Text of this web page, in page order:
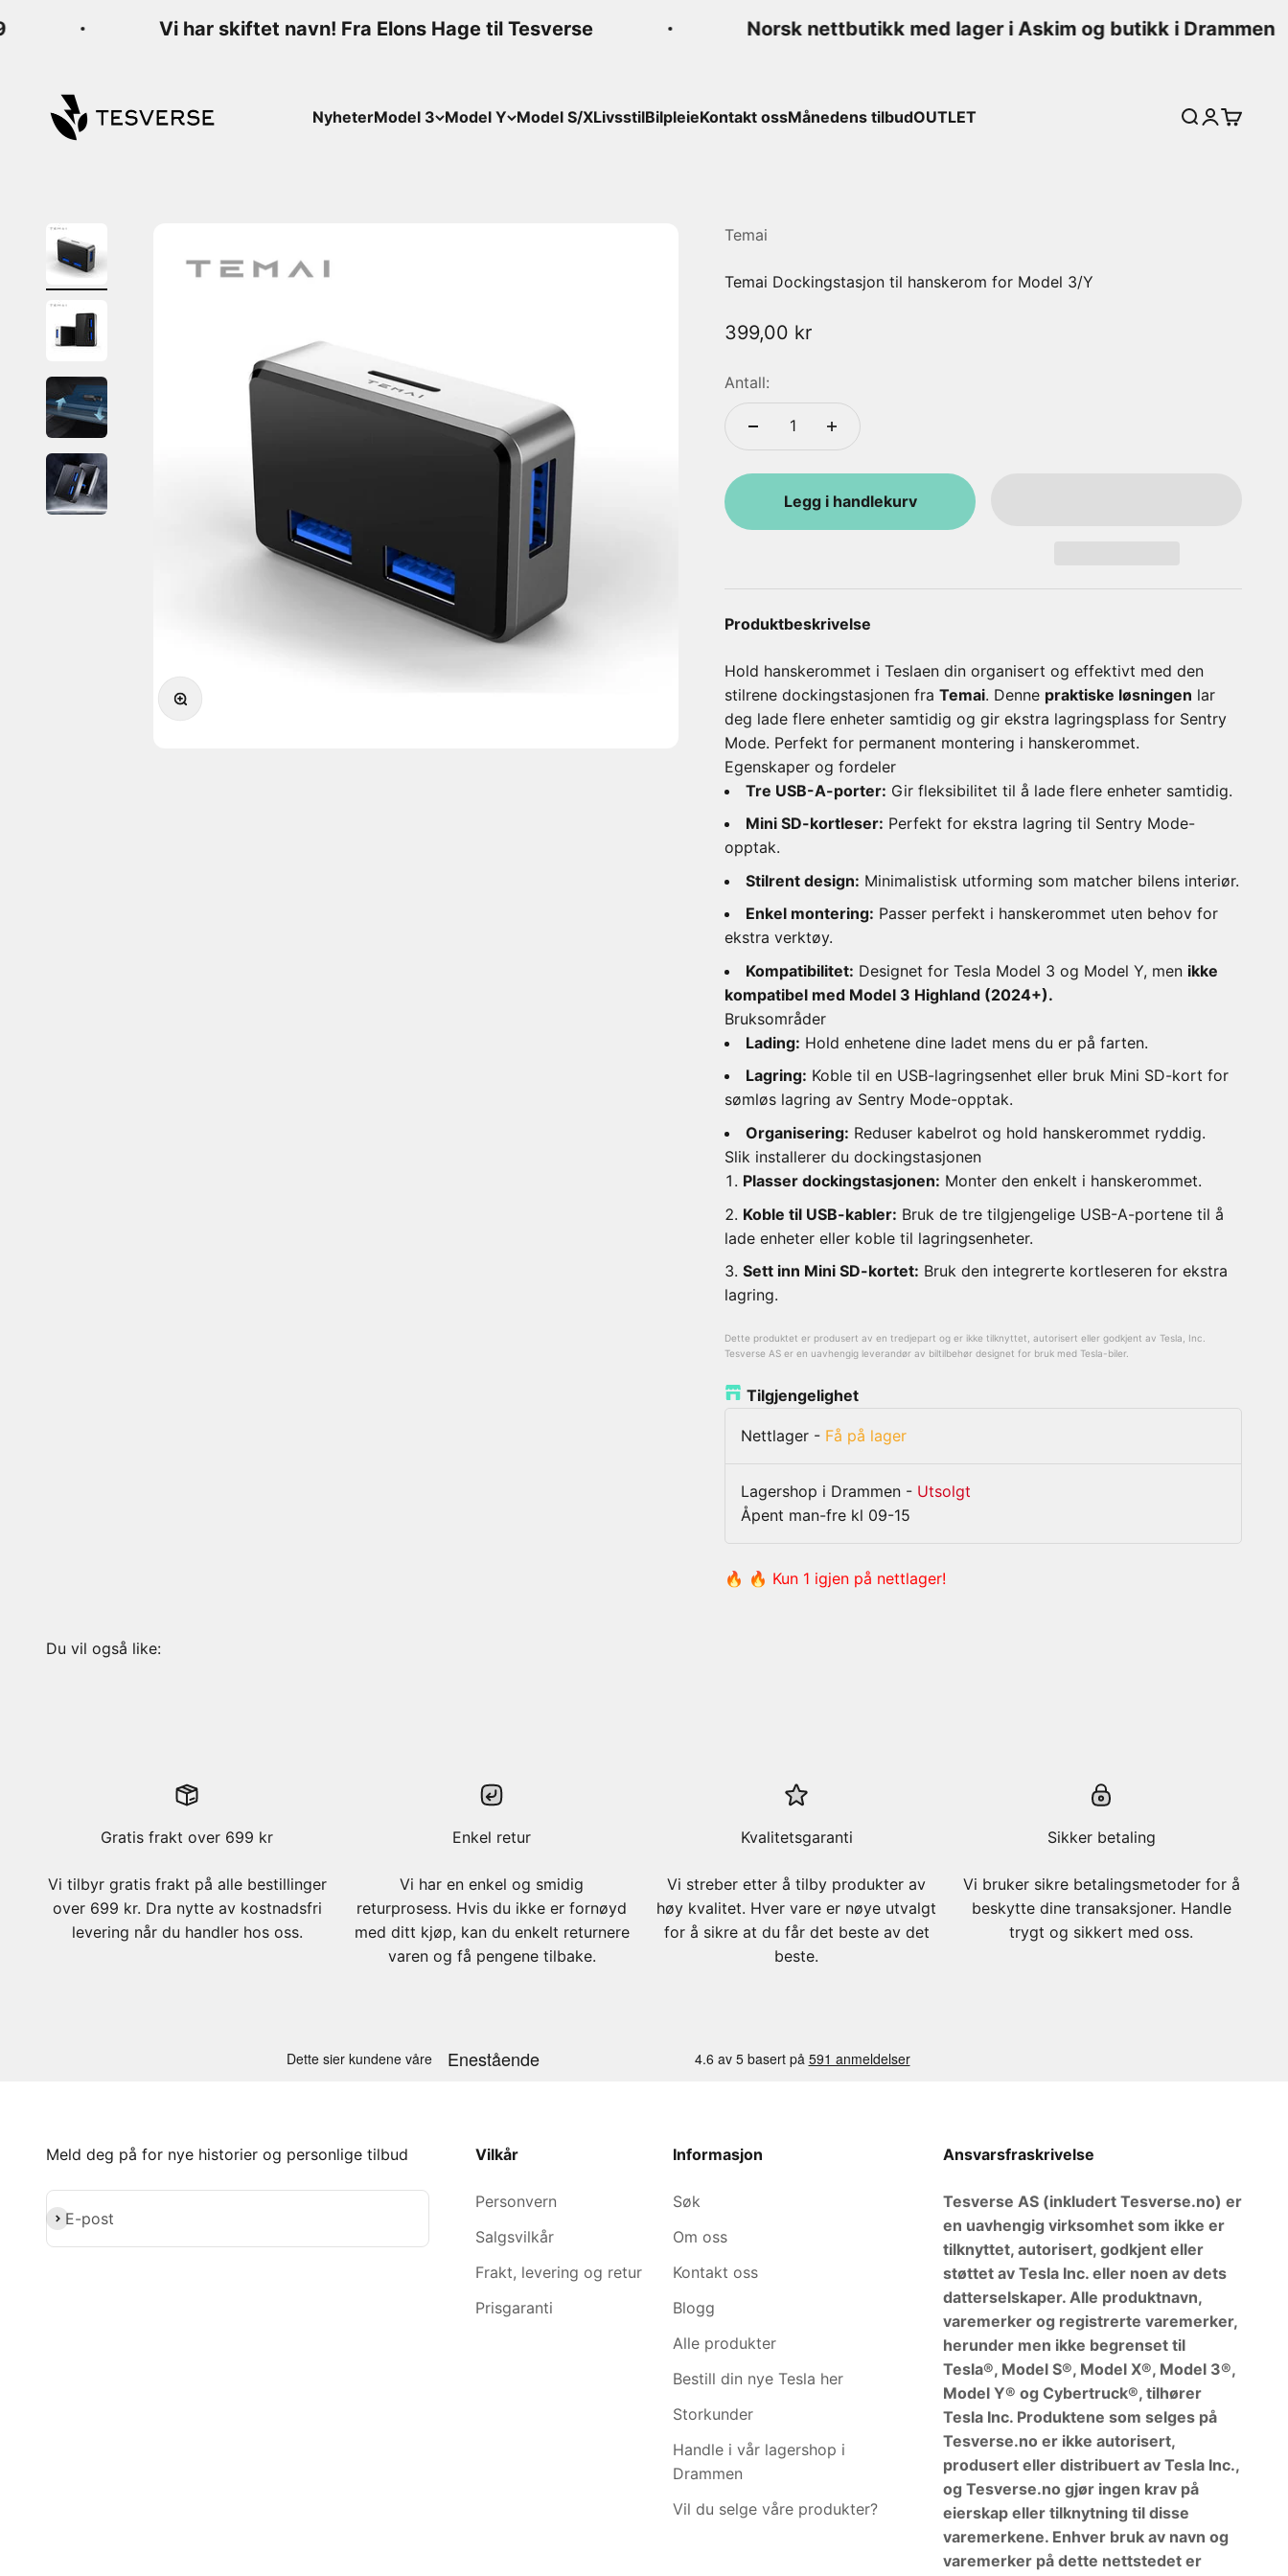
Vi har skiftet navn! Fra Elons Hage til Tesverse Norsk nettbutikk med lager i Askim og butikk i Drammen
NyheterModel 3 Model Y Model S/XLivsstilBilpleieKontakt ossMånedens tilbudOUTLET
Tesverse
SøkLogg inn
Forstørr
Temai
Temai Dockingstasjon til hanskerom for Model 3/Y
Salgspris
399,00 kr
Antall:
Legg i handlekurv
Produktbeskrivelse
Hold hanskerommet i Teslaen din organisert og effektivt med den
stilrene dockingstasjonen fra Temai. Denne praktiske løsningen lar
deg lade flere enheter samtidig og gir ekstra lagringsplass for Sentry
Mode. Perfekt for permanent montering i hanskerommet.
Egenskaper og fordeler
Tre USB-A-porter: Gir fleksibilitet til å lade flere enheter samtidig.
Mini SD-kortleser: Perfekt for ekstra lagring til Sentry Mode-
opptak.
Stilrent design: Minimalistisk utforming som matcher bilens interiør.
Enkel montering: Passer perfekt i hanskerommet uten behov for
ekstra verktøy.
Kompatibilitet: Designet for Tesla Model 3 og Model Y, men ikke
kompatibel med Model 3 Highland (2024+).
Bruksområder
Lading: Hold enhetene dine ladet mens du er på farten.
Lagring: Koble til en USB-lagringsenhet eller bruk Mini SD-kort for
sømløs lagring av Sentry Mode-opptak.
Organisering: Reduser kabelrot og hold hanskerommet ryddig.
Slik installerer du dockingstasjonen
Plasser dockingstasjonen: Monter den enkelt i hanskerommet.
Koble til USB-kabler: Bruk de tre tilgjengelige USB-A-portene til å
lade enheter eller koble til lagringsenheter.
Sett inn Mini SD-kortet: Bruk den integrerte kortleseren for ekstra
lagring.
Dette produktet er produsert av en tredjepart og er ikke tilknyttet, autorisert eller godkjent av Tesla, Inc.
Tesverse AS er en uavhengig leverandør av biltilbehør designet for bruk med Tesla-biler.
Tilgjengelighet
Nettlager - Få på lager
Lagershop i Drammen - Utsolgt
Åpent man-fre kl 09-15
🔥 🔥 Kun 1 igjen på nettlager!
Gratis frakt over 699 kr
Vi tilbyr gratis frakt på alle bestillinger
over 699 kr. Dra nytte av kostnadsfri
levering når du handler hos oss.
Enkel retur
Vi har en enkel og smidig
returprosess. Hvis du ikke er fornøyd
med ditt kjøp, kan du enkelt returnere
varen og få pengene tilbake.
Kvalitetsgaranti
Vi streber etter å tilby produkter av
høy kvalitet. Hver vare er nøye utvalgt
for å sikre at du får det beste av det
beste.
Sikker betaling
Vi bruker sikre betalingsmetoder for å
beskytte dine transaksjoner. Handle
trygt og sikkert med oss.
Meld deg på for nye historier og personlige tilbud
E-post
Abonner
Vilkår
Personvern
Salgsvilkår
Frakt, levering og retur
Prisgaranti
Informasjon
Søk
Om oss
Kontakt oss
Blogg
Alle produkter
Bestill din nye Tesla her
Storkunder
Handle i vår lagershop i
Drammen
Vil du selge våre produkter?
Ansvarsfraskrivelse
Tesverse AS (inkludert Tesverse.no) er
en uavhengig virksomhet som ikke er
tilknyttet, autorisert, godkjent eller
støttet av Tesla Inc. eller noen av dets
datterselskaper. Alle produktnavn,
varemerker og registrerte varemerker,
herunder men ikke begrenset til
Tesla®, Model S®, Model X®, Model 3®,
Model Y® og Cybertruck®, tilhører
Tesla Inc. Produktene som selges på
Tesverse.no er ikke autorisert,
produsert eller distribuert av Tesla Inc.,
og Tesverse.no gjør ingen krav på
eierskap eller tilknytning til disse
varemerkene. Enhver bruk av navn og
varemerker på dette nettstedet er